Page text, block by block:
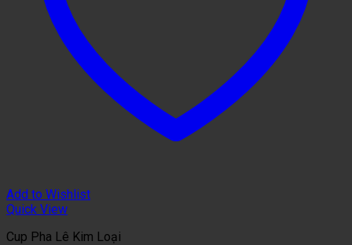
Add to Wishlist
Quick View
Cup Pha Lê Kim Loại